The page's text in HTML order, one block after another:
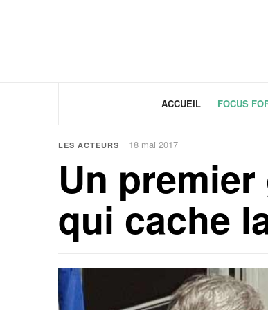
ACCUEIL FOCUS
LES ACTEURS 18 mai 2017
Un
qui cache